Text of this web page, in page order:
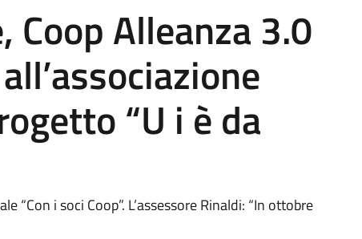
Coop Alleanza 3.0
“U i è da
“Con i soci Coop”. L’assessore Rinaldi: “In ottobre